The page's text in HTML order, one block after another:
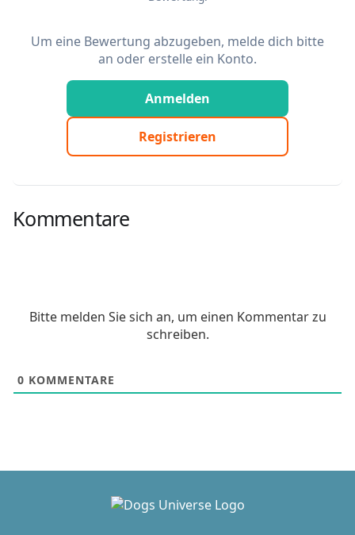
Um eine Bewertung abzugeben, melde dich bitte
an oder erstelle ein Konto.
Anmelden
Registrieren
Kommentare
Bitte melden Sie sich an, um einen Kommentar zu
schreiben.
0 KOMMENTARE